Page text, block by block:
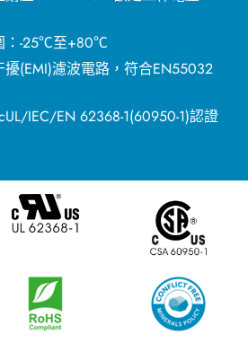
：-25℃至+80℃
(EMI)濾波電路，符合EN55032
IEC/EN 62368-1(60950-1)認證